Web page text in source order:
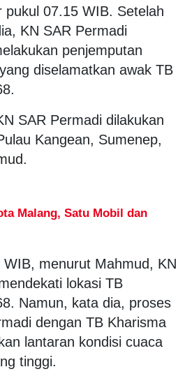
pukul 07.15 WIB. Setelah
KN SAR Permadi
penjemputan
diselamatkan awak TB
SAR Permadi dilakukan
Kangean, Sumenep,
Malang, Satu Mobil dan
menurut Mahmud, KN
lokasi TB
Namun, kata dia, proses
dengan TB Kharisma
lantaran kondisi cuaca
tinggi.